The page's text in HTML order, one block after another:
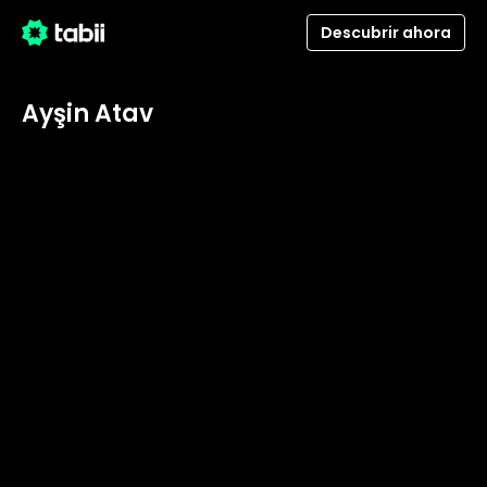
Descubrir ahora
Ayşin Atav